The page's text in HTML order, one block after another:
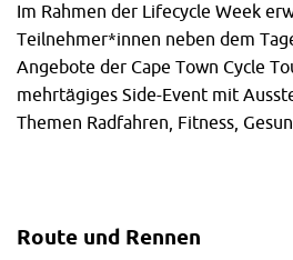
Im Rahmen der Lifecycle Week
Teilnehmer*innen neben dem
Angebote der Cape Town Cycle
mehrtägiges Side-Event mit
Themen Radfahren, Fitness,
Route und Rennen